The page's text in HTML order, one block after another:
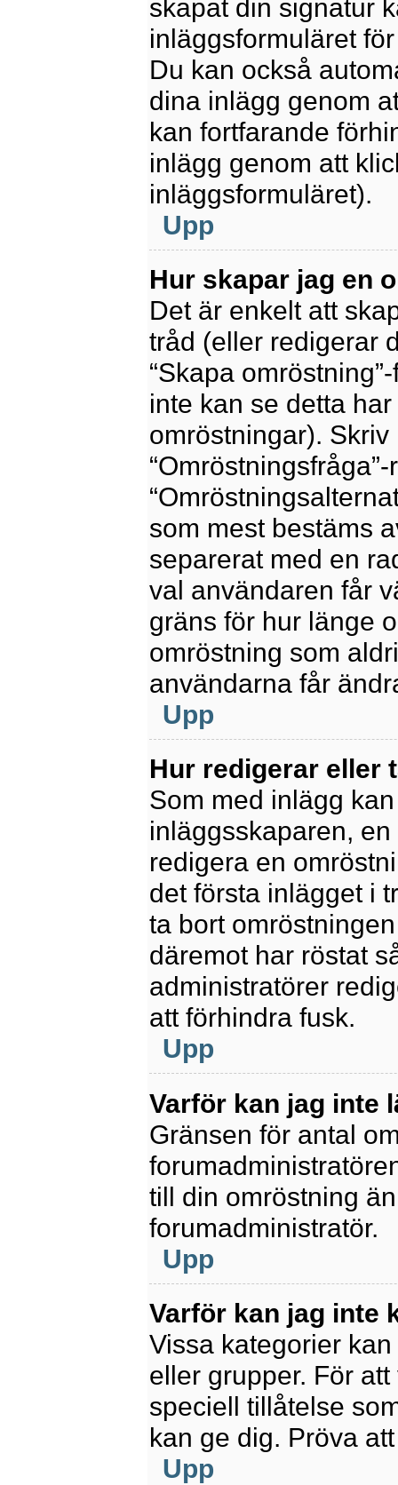
skapat din signatur
inläggsformuläret
Du kan också
dina inlägg genom
kan fortfarande
inlägg genom att
inläggsformuläret).
Upp
Hur skapar jag en
Det är enkelt att
tråd (eller redigerar
“Skapa
inte kan se detta
omröstningar).
som mest bestäms
separerat med en
val användaren får
gräns för hur länge
omröstning som
användarna får
Upp
Hur redigerar eller
Som med inlägg
inläggsskaparen,
redigera en
det första inlägget i
ta bort
däremot har röstat
administratörer
att förhindra fusk.
Upp
Varför kan jag inte
Gränsen för antal
till din omröstning
forumadministratör.
Upp
Varför kan jag inte
Vissa kategorier
eller grupper. För
speciell tillåtelse
kan ge dig. Pröva
Upp